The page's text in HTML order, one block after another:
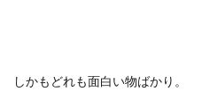
しかもどれも面白い物ばかり。